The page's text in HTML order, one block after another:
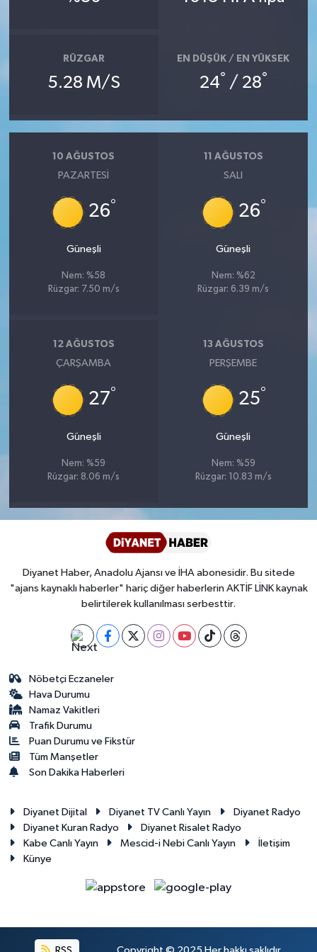
RÜZGAR
5.28 M/S
EN DÜŞÜK / EN YÜKSEK
24° / 28°
10 AĞUSTOS
PAZARTESI
26°
Güneşli
Nem: %58
Rüzgar: 7.50 m/s
11 AĞUSTOS
SALI
26°
Güneşli
Nem: %62
Rüzgar: 6.39 m/s
12 AĞUSTOS
ÇARŞAMBA
27°
Güneşli
Nem: %59
Rüzgar: 8.06 m/s
13 AĞUSTOS
PERŞEMBE
25°
Güneşli
Nem: %59
Rüzgar: 10.83 m/s
Diyanet Haber, Anadolu Ajansı ve İHA abonesidir. Bu sitede
"ajans kaynaklı haberler" hariç diğer haberlerin AKTİF LİNK kaynak
belirtilerek kullanılması serbesttir.
Nöbetçi Eczaneler
Hava Durumu
Namaz Vakitleri
Trafik Durumu
Puan Durumu ve Fikstür
Tüm Manşetler
Son Dakika Haberleri
Diyanet Dijital Diyanet TV Canlı Yayın
Diyanet Radyo
Diyanet Kuran Radyo
Diyanet Risalet Radyo
Kabe Canlı Yayın
Mescid-i Nebi Canlı Yayın
İletişim
Künye
Çanakkale Müftülüğü
Çankırı Müftülüğü
Çorum Müftülüğü
Denizli Müftülüğü
Düzce Müftülüğü
Edirne Müftülüğü
Elazığ Müftülüğü
Erzincan Müftülüğü
Eskişehir Müftülüğü
Gaziantep Müftülüğü
Giresun Müftülüğü
Gümüşhane Müftülüğü
Hakkari Müftülüğü
Hatay Müftülüğü
Iğdır Müftülüğü
İstanbul Müftülüğü
İzmir Müftülüğü
Podcast
Bilim, Teknoloji
Biyografiler
Diyanet TV
YAŞAM